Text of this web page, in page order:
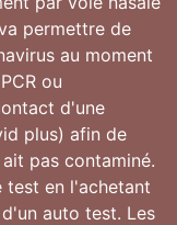
permettre de
au moment
ou
d'une
plus) afin de
pas contaminé.
test en l'achetant
auto test. Les